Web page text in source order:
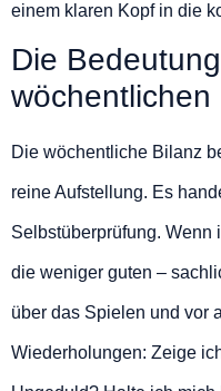
einem klaren Kopf in die
Die
wöchentlichen
Die wöchentliche Bilanz
reine Aufstellung. Es
Selbstüberprüfung. Wenn
die weniger guten –
über das Spielen und vor
Wiederholungen: Zeige